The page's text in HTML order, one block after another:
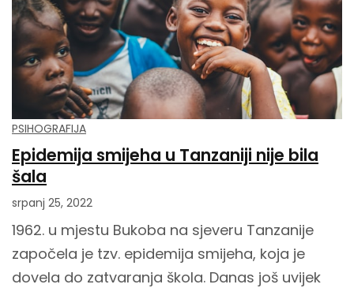
PSIHOGRAFIJA
Epidemija smijeha u Tanzaniji nije bila
šala
srpanj 25, 2022
1962. u mjestu Bukoba na sjeveru Tanzanije
započela je tzv. epidemija smijeha, koja je
dovela do zatvaranja škola. Danas još uvijek